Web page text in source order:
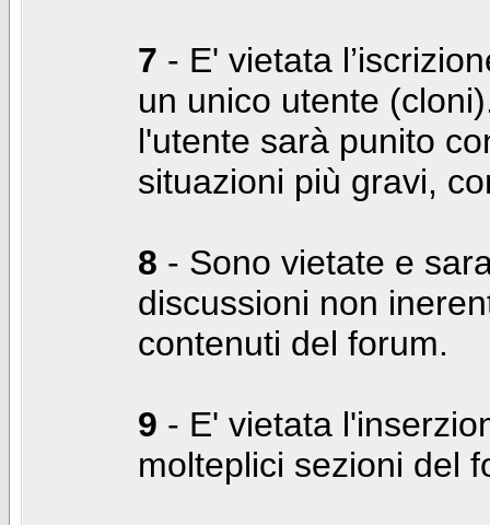
7 - E' vietata
un unico utente
l'utente sarà punito
situazioni più gravi,
8 - Sono vietate e
discussioni non
contenuti del forum.
9 - E' vietata
molteplici sezioni del